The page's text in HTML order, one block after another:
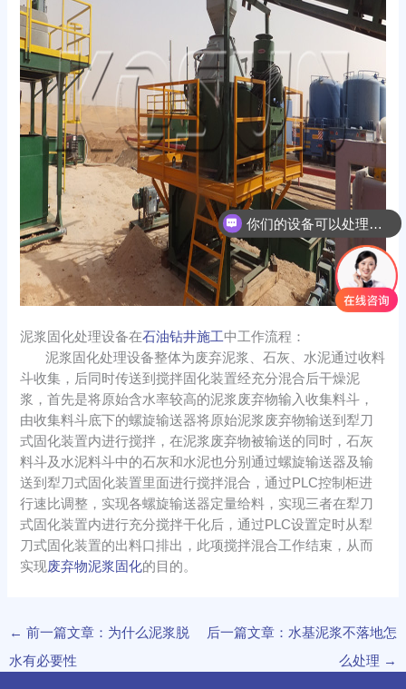
泥浆固化处理设备在石油钻井施工中工作流程：
泥浆固化处理设备整体为废弃泥浆、石灰、水泥通过收料
斗收集，后同时传送到搅拌固化装置经充分混合后干燥泥
浆，首先是将原始含水率较高的泥浆废弃物输入收集料斗，
由收集料斗底下的螺旋输送器将原始泥浆废弃物输送到犁刀
式固化装置内进行搅拌，在泥浆废弃物被输送的同时，石灰
料斗及水泥料斗中的石灰和水泥也分别通过螺旋输送器及输
送到犁刀式固化装置里面进行搅拌混合，通过PLC控制柜进
行速比调整，实现各螺旋输送器定量给料，实现三者在犁刀
式固化装置内进行充分搅拌干化后，通过PLC设置定时从犁
刀式固化装置的出料口排出，此项搅拌混合工作结束，从而
实现废弃物泥浆固化的目的。
← 前一篇文章：为什么泥浆脱
水有必要性
后一篇文章：水基泥浆不落地怎
么处理 →